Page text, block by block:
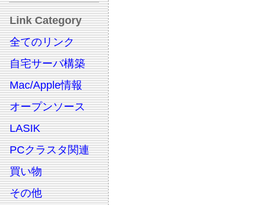
Link Category
全てのリンク
自宅サーバ構築
Mac/Apple情報
オープンソース
LASIK
PCクラスタ関連
買い物
その他